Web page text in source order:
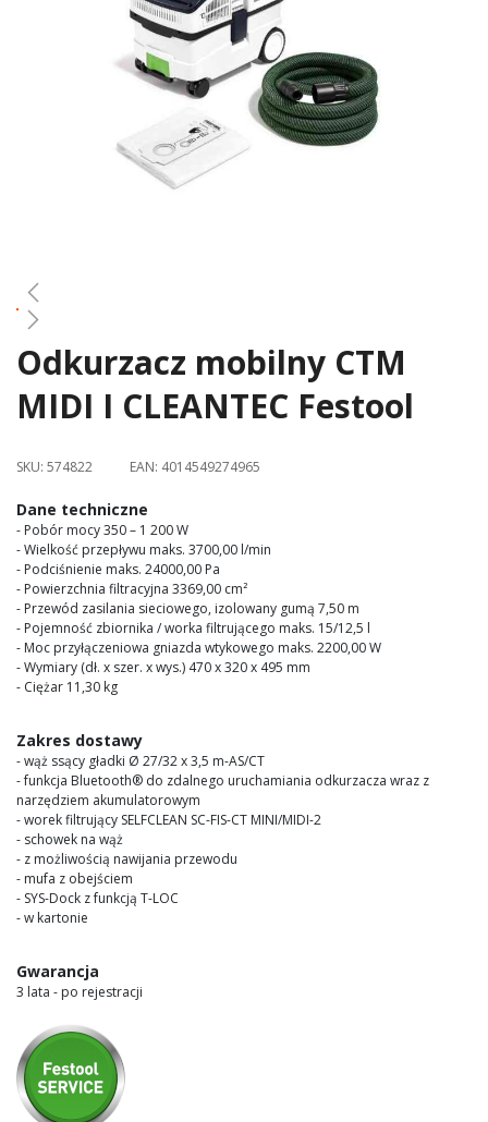
Skip
the
of
images
gallery
Odkurzacz mobilny CTM
MIDI I CLEANTEC Festool
SKU: 574822 EAN: 4014549274965
Dane techniczne
- Pobór mocy 350 – 1 200 W
- Wielkość przepływu maks. 3700,00 l/min
- Podciśnienie maks. 24000,00 Pa
- Powierzchnia filtracyjna 3369,00 cm²
- Przewód zasilania sieciowego, izolowany gumą 7,50 m
- Pojemność zbiornika / worka filtrującego maks. 15/12,5 l
- Moc przyłączeniowa gniazda wtykowego maks. 2200,00 W
- Wymiary (dł. x szer. x wys.) 470 x 320 x 495 mm
- Ciężar 11,30 kg
Zakres dostawy
- wąż ssący gładki Ø 27/32 x 3,5 m-AS/CT
- funkcja Bluetooth® do zdalnego uruchamiania odkurzacza wraz z
narzędziem akumulatorowym
- worek filtrujący SELFCLEAN SC-FIS-CT MINI/MIDI-2
- schowek na wąż
- z możliwością nawijania przewodu
- mufa z obejściem
- SYS-Dock z funkcją T-LOC
- w kartonie
Gwarancja
3 lata - po rejestracji